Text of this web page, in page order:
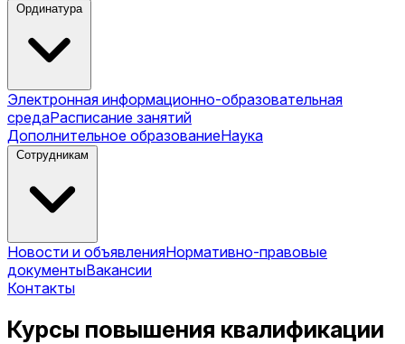
Ординатура
Электронная информационно-образовательная
средаРасписание занятий
Дополнительное образованиеНаука
Сотрудникам
Новости и объявленияНормативно-правовые
документыВакансии
Контакты
Курсы повышения квалификации